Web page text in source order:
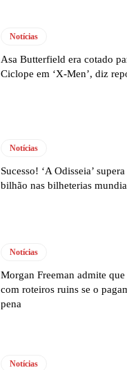
Notícias
Asa Butterfield era cotado
Ciclope em ‘X-Men’, diz
Notícias
Sucesso! ‘A Odisseia’
bilhão nas bilheterias
Notícias
Morgan Freeman admite
com roteiros ruins se o
pena
Notícias